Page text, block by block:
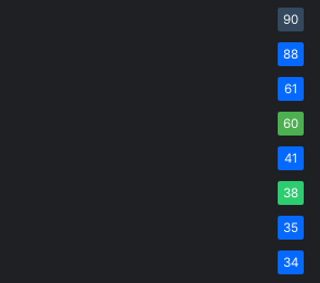
90
88
61
60
41
38
35
34